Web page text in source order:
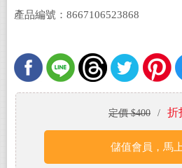
產品編號：8667106523868
定價 $400 / 折
儲值會員，馬